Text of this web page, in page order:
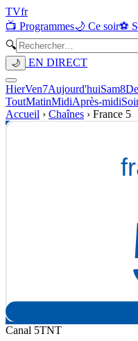
TVfr
📺 Programmes🌙 Ce soir⚽
🔍
🌙 EN DIRECT
HierVen7Aujourd'huiSam8
ToutMatinMidiAprès-midi
Accueil › Chaînes › France 5
Canal 5TNT